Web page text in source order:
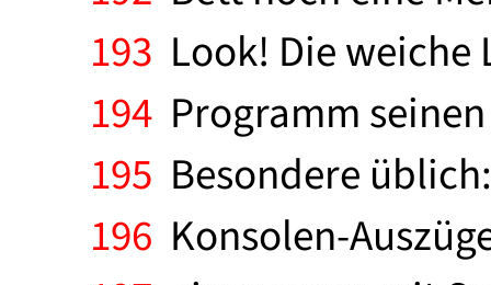
193 Look! Die
194 Programm
195 Besondere
196 Konsolen-